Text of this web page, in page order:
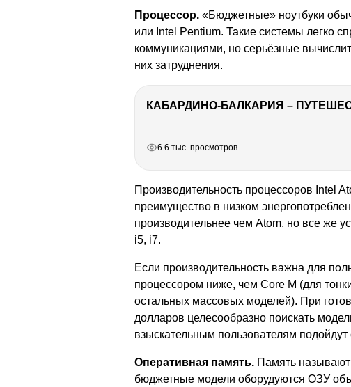
Процессор. «Бюджетные» ноутбуки
или Intel Pentium. Такие системы легко
коммуникациями, но серьёзные
них затруднения.
КАБАРДИНО-БАЛКАРИЯ –
6.6 тыс. просмотров
Производительность процессоров Intel
преимущество в низком
производительнее чем Atom, но все же
i5, i7.
Если производительность важна для
процессором ниже, чем Core М (для
остальных массовых моделей). При
долларов целесообразно поискать
взыскательным пользователям
Оперативная память. Память
бюджетные модели оборудуются ОЗУ